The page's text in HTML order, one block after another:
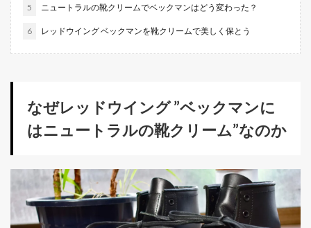
5 ニュートラルの靴クリームでベックマンはどう変わった？
6 レッドウイング ベックマンを靴クリームで美しく保とう
なぜレッドウイング ”ベックマンに
はニュートラルの靴クリーム”なのか